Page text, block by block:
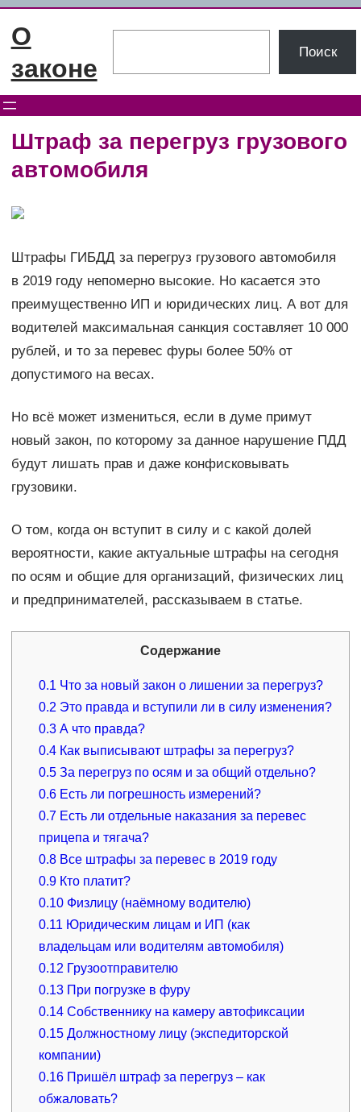
Перейти
О
законе
Поиск
Штраф за перегруз грузового
автомобиля
Штрафы ГИБДД за перегруз грузового автомобиля
в 2019 году непомерно высокие. Но касается это
преимущественно ИП и юридических лиц. А вот для
водителей максимальная санкция составляет 10 000
рублей, и то за перевес фуры более 50% от
допустимого на весах.
Но всё может измениться, если в думе примут
новый закон, по которому за данное нарушение ПДД
будут лишать прав и даже конфисковывать
грузовики.
О том, когда он вступит в силу и с какой долей
вероятности, какие актуальные штрафы на сегодня
по осям и общие для организаций, физических лиц
и предпринимателей, рассказываем в статье.
Содержание
0.1 Что за новый закон о лишении за перегруз?
0.2 Это правда и вступили ли в силу изменения?
0.3 А что правда?
0.4 Как выписывают штрафы за перегруз?
0.5 За перегруз по осям и за общий отдельно?
0.6 Есть ли погрешность измерений?
0.7 Есть ли отдельные наказания за перевес
прицепа и тягача?
0.8 Все штрафы за перевес в 2019 году
0.9 Кто платит?
0.10 Физлицу (наёмному водителю)
0.11 Юридическим лицам и ИП (как
владельцам или водителям автомобиля)
0.12 Грузоотправителю
0.13 При погрузке в фуру
0.14 Собственнику на камеру автофиксации
0.15 Должностному лицу (экспедиторской
компании)
0.16 Пришёл штраф за перегруз – как
обжаловать?